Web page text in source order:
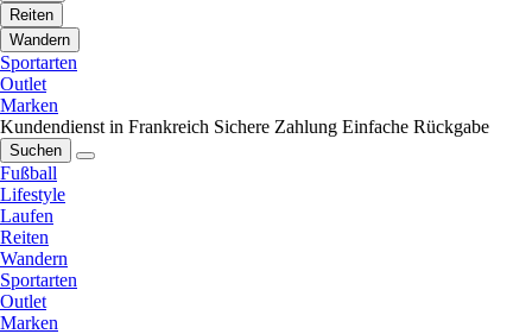
Reiten
Wandern
Sportarten
Outlet
Marken
Kundendienst in Frankreich Sichere Zahlung Einfache Rückgabe
Suchen
Fußball
Lifestyle
Laufen
Reiten
Wandern
Sportarten
Outlet
Marken